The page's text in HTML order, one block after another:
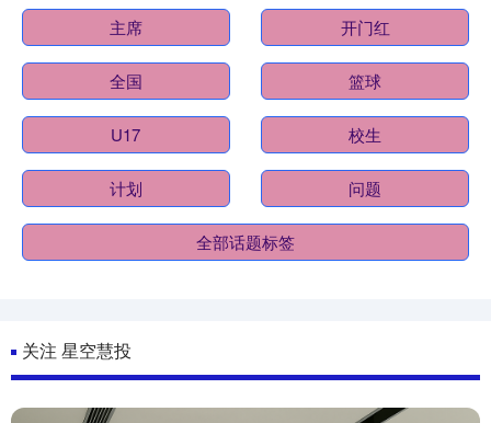
主席 开门红
全国 篮球
U17 校生
计划 问题
全部话题标签
关注 星空慧投